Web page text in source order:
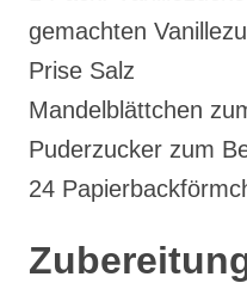
gemachten
Prise Salz
Mandelblättchen
Puderzucker zum
24